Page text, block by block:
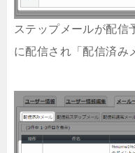
ステップメールが配信
に配信され「配信済み